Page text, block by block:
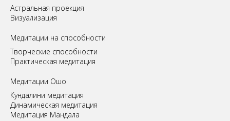
Астральная проекция
Визуализация
Медитации на способности
Творческие способности
Практическая медитация
Медитации Ошо
Кундалини медитация
Динамическая медитация
Медитация Мандала